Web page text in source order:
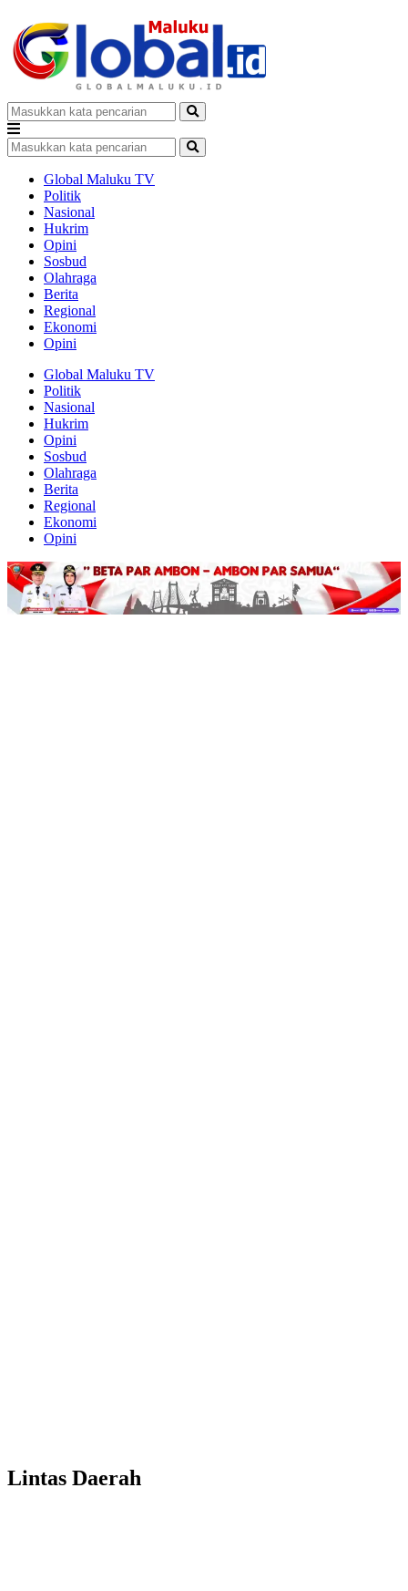
Global Maluku TV
Politik
Nasional
Hukrim
Opini
Sosbud
Olahraga
Berita
Regional
Ekonomi
Opini
Global Maluku TV
Politik
Nasional
Hukrim
Opini
Sosbud
Olahraga
Berita
Regional
Ekonomi
Opini
Lintas Daerah